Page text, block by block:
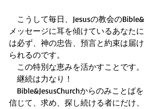
こうして毎日、Jesusの教会のBible&
メッセージに耳を傾けているあなたに
は必ず、神の忠告、預言と約束は届け
られるのです。
この特別な恵みを活かすことです。
継続は力なり！
Bible&JesusChurchからのみことばを
信じて、求め、探し続ける者にだけ、